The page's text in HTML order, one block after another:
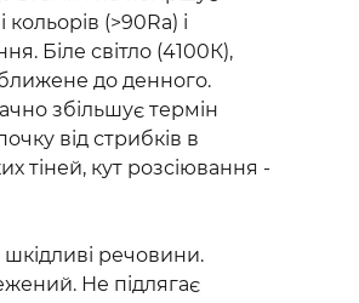
(>90Ra) і
Біле світло (4100К),
до денного.
збільшує термін
від стрибків в
тіней, кут розсіювання -
шкідливі речовини.
Не підлягає